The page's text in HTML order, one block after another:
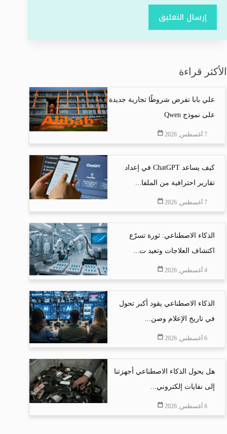
إرسال التعليق
الأكثر قراءة
علي بابا تفرض شروطًا تجارية جديدة
على نموذج Qwen
7 أغسطس, 2026
كيف يساعد ChatGPT في إعداد
تقارير احترافية من الملفا...
7 أغسطس, 2026
الذكاء الاصطناعي: ثورة تسرّع
اكتشاف العلاجات وتعيد ت...
4 أغسطس, 2026
الذكاء الاصطناعي يقود أكبر تحول
في تاريخ الإعلام وصن...
6 أغسطس, 2026
هل يحول الذكاء الاصطناعي أجهزتنا
إلى نفايات إلكتروني...
6 أغسطس, 2026